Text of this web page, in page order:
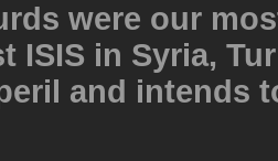
were our
ISIS in Syria,
and intends